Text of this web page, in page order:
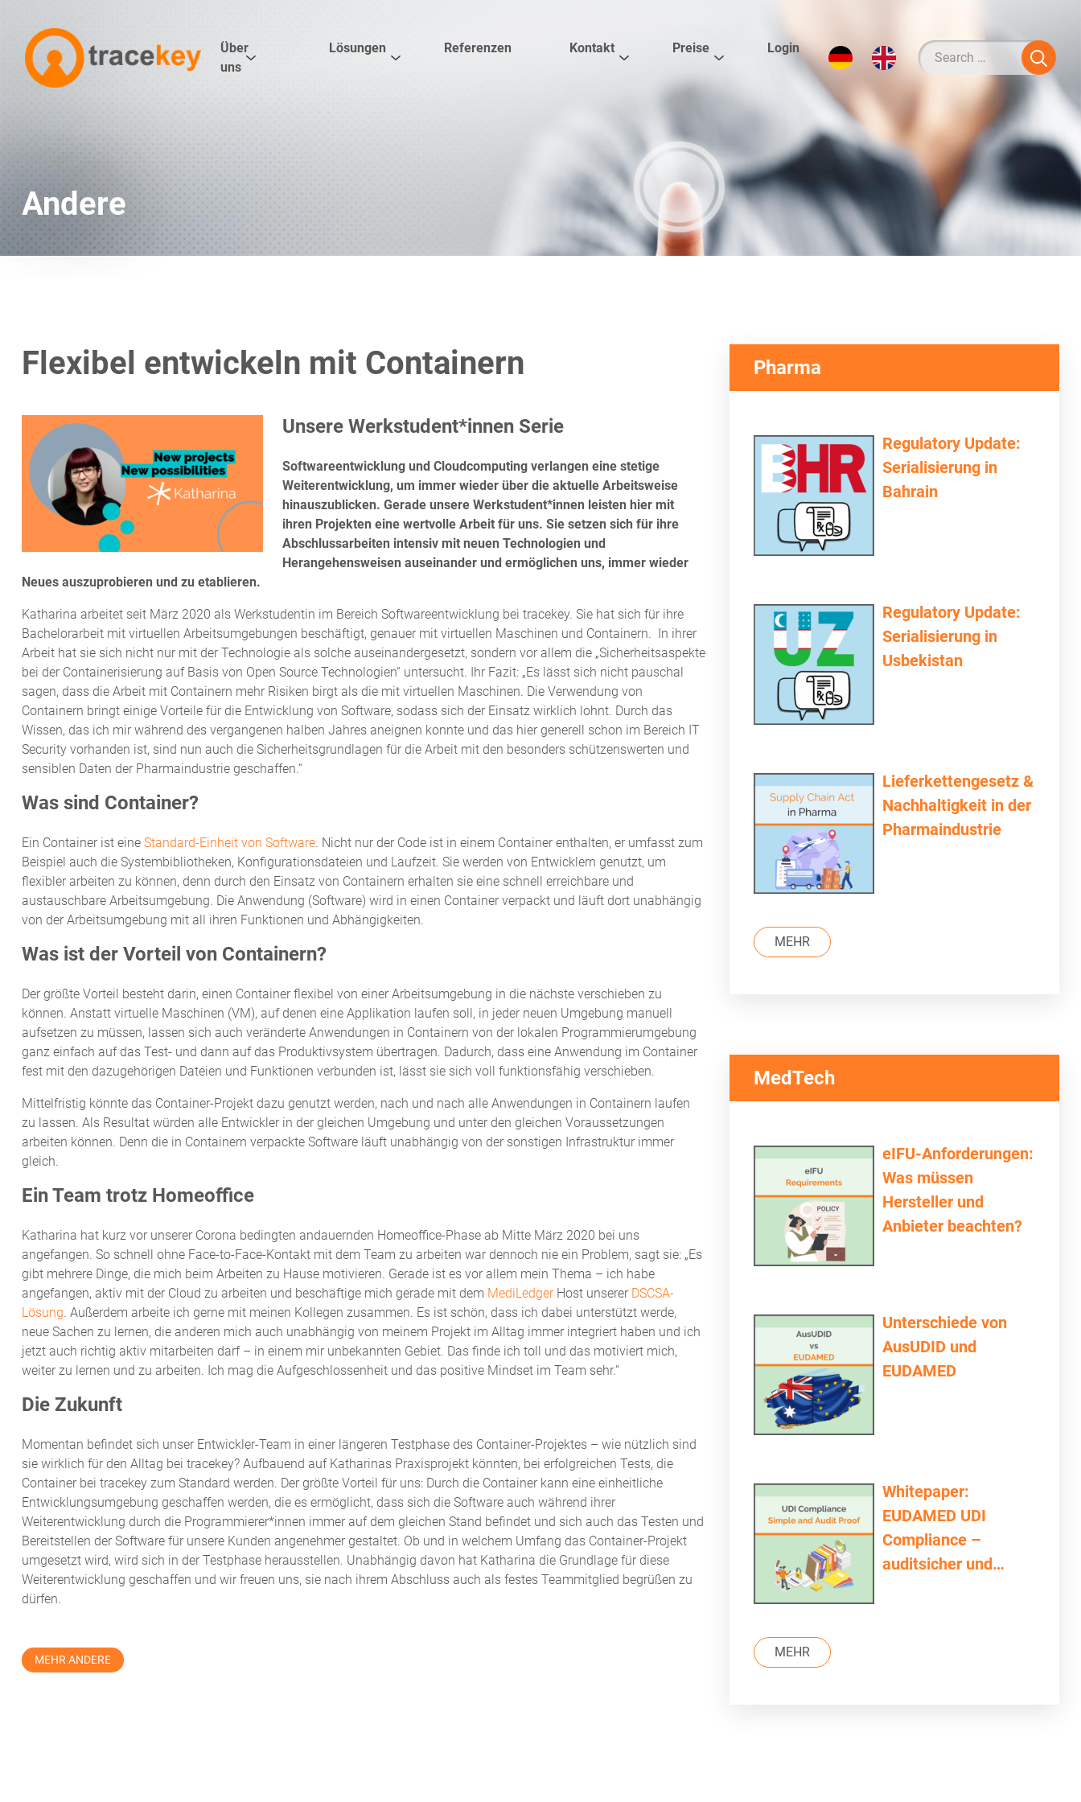
Über
uns
Lösungen Referenzen Kontakt Preise Login
Andere
Flexibel entwickeln mit Containern
Unsere Werkstudent*innen Serie
Softwareentwicklung und Cloudcomputing verlangen eine stetige
Weiterentwicklung, um immer wieder über die aktuelle Arbeitsweise
hinauszublicken. Gerade unsere Werkstudent*innen leisten hier mit
ihren Projekten eine wertvolle Arbeit für uns. Sie setzen sich für ihre
Abschlussarbeiten intensiv mit neuen Technologien und
Herangehensweisen auseinander und ermöglichen uns, immer wieder
Neues auszuprobieren und zu etablieren.
Katharina arbeitet seit März 2020 als Werkstudentin im Bereich Softwareentwicklung bei tracekey. Sie hat sich für ihre
Bachelorarbeit mit virtuellen Arbeitsumgebungen beschäftigt, genauer mit virtuellen Maschinen und Containern. In ihrer
Arbeit hat sie sich nicht nur mit der Technologie als solche auseinandergesetzt, sondern vor allem die „Sicherheitsaspekte
bei der Containerisierung auf Basis von Open Source Technologien“ untersucht. Ihr Fazit: „Es lässt sich nicht pauschal
sagen, dass die Arbeit mit Containern mehr Risiken birgt als die mit virtuellen Maschinen. Die Verwendung von
Containern bringt einige Vorteile für die Entwicklung von Software, sodass sich der Einsatz wirklich lohnt. Durch das
Wissen, das ich mir während des vergangenen halben Jahres aneignen konnte und das hier generell schon im Bereich IT
Security vorhanden ist, sind nun auch die Sicherheitsgrundlagen für die Arbeit mit den besonders schützenswerten und
sensiblen Daten der Pharmaindustrie geschaffen.“
Was sind Container?
Ein Container ist eine Standard-Einheit von Software. Nicht nur der Code ist in einem Container enthalten, er umfasst zum
Beispiel auch die Systembibliotheken, Konfigurationsdateien und Laufzeit. Sie werden von Entwicklern genutzt, um
flexibler arbeiten zu können, denn durch den Einsatz von Containern erhalten sie eine schnell erreichbare und
austauschbare Arbeitsumgebung. Die Anwendung (Software) wird in einen Container verpackt und läuft dort unabhängig
von der Arbeitsumgebung mit all ihren Funktionen und Abhängigkeiten.
Was ist der Vorteil von Containern?
Der größte Vorteil besteht darin, einen Container flexibel von einer Arbeitsumgebung in die nächste verschieben zu
können. Anstatt virtuelle Maschinen (VM), auf denen eine Applikation laufen soll, in jeder neuen Umgebung manuell
aufsetzen zu müssen, lassen sich auch veränderte Anwendungen in Containern von der lokalen Programmierumgebung
ganz einfach auf das Test- und dann auf das Produktivsystem übertragen. Dadurch, dass eine Anwendung im Container
fest mit den dazugehörigen Dateien und Funktionen verbunden ist, lässt sie sich voll funktionsfähig verschieben.
Mittelfristig könnte das Container-Projekt dazu genutzt werden, nach und nach alle Anwendungen in Containern laufen
zu lassen. Als Resultat würden alle Entwickler in der gleichen Umgebung und unter den gleichen Voraussetzungen
arbeiten können. Denn die in Containern verpackte Software läuft unabhängig von der sonstigen Infrastruktur immer
gleich.
Ein Team trotz Homeoffice
Katharina hat kurz vor unserer Corona bedingten andauernden Homeoffice-Phase ab Mitte März 2020 bei uns
angefangen. So schnell ohne Face-to-Face-Kontakt mit dem Team zu arbeiten war dennoch nie ein Problem, sagt sie: „Es
gibt mehrere Dinge, die mich beim Arbeiten zu Hause motivieren. Gerade ist es vor allem mein Thema – ich habe
angefangen, aktiv mit der Cloud zu arbeiten und beschäftige mich gerade mit dem MediLedgerHost unserer DSCSA-
Lösung. Außerdem arbeite ich gerne mit meinen Kollegen zusammen. Es ist schön, dass ich dabei unterstützt werde,
neue Sachen zu lernen, die anderen mich auch unabhängig von meinem Projekt im Alltag immer integriert haben und ich
jetzt auch richtig aktiv mitarbeiten darf – in einem mir unbekannten Gebiet. Das finde ich toll und das motiviert mich,
weiter zu lernen und zu arbeiten. Ich mag die Aufgeschlossenheit und das positive Mindset im Team sehr.“
Die Zukunft
Momentan befindet sich unser Entwickler-Team in einer längeren Testphase des Container-Projektes – wie nützlich sind
sie wirklich für den Alltag bei tracekey? Aufbauend auf Katharinas Praxisprojekt könnten, bei erfolgreichen Tests, die
Container bei tracekey zum Standard werden. Der größte Vorteil für uns: Durch die Container kann eine einheitliche
Entwicklungsumgebung geschaffen werden, die es ermöglicht, dass sich die Software auch während ihrer
Weiterentwicklung durch die Programmierer*innen immer auf dem gleichen Stand befindet und sich auch das Testen und
Bereitstellen der Software für unsere Kunden angenehmer gestaltet. Ob und in welchem Umfang das Container-Projekt
umgesetzt wird, wird sich in der Testphase herausstellen. Unabhängig davon hat Katharina die Grundlage für diese
Weiterentwicklung geschaffen und wir freuen uns, sie nach ihrem Abschluss auch als festes Teammitglied begrüßen zu
dürfen.
MEHR ANDERE
Pharma
Regulatory Update:
Serialisierung in
Bahrain
Regulatory Update:
Serialisierung in
Usbekistan
Lieferkettengesetz &
Nachhaltigkeit in der
Pharmaindustrie
MEHR
MedTech
eIFU-Anforderungen:
Was müssen
Hersteller und
Anbieter beachten?
Unterschiede von
AusUDID und
EUDAMED
Whitepaper:
EUDAMED UDI
Compliance –
auditsicher und
MEHR